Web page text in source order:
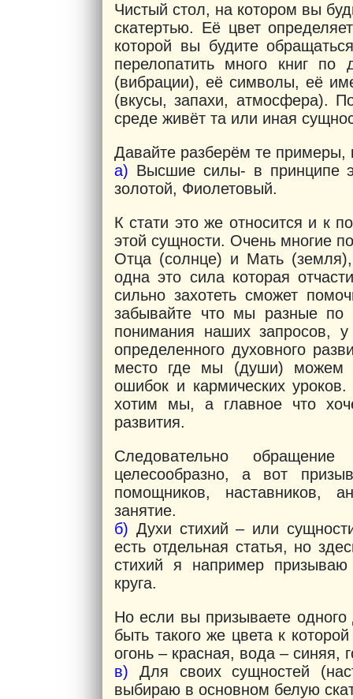
Чистый стол, на котором вы
скатертью. Её цвет
которой вы будите
перелопатить много книг по
(вибрации), её символы, её
(вкусы, запахи, атмосфера).
среде живёт та или иная
Давайте разберём те
а) Высшие силы- в принципе
золотой, Фиолетовый.
К стати это же относится и к
этой сущности. Очень многие
Отца (солнце) и Мать
одна это сила которая
сильно захотеть сможет
забывайте что мы разные
понимания наших запросов,
определенного духовного
место где мы (души) можем
ошибок и кармических
хотим мы, а главное что
развития.
Следовательно
целесообразно, а вот
помощников, наставников,
занятие.
б) Духи стихий – или
есть отдельная статья, но
стихий я например призываю
круга.
Но если вы призываете одного
быть такого же цвета к
огонь – красная, вода – синяя,
в) Для своих сущностей
выбираю в основном белую